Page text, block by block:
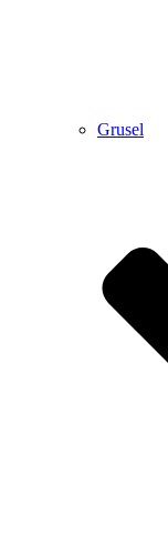
Grusel